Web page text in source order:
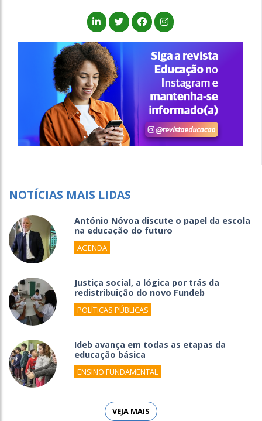
NOTÍCIAS MAIS LIDAS
António Nóvoa discute o papel da escola
na educação do futuro
AGENDA
Justiça social, a lógica por trás da
redistribuição do novo Fundeb
POLÍTICAS PÚBLICAS
Ideb avança em todas as etapas da
educação básica
ENSINO FUNDAMENTAL
VEJA MAIS